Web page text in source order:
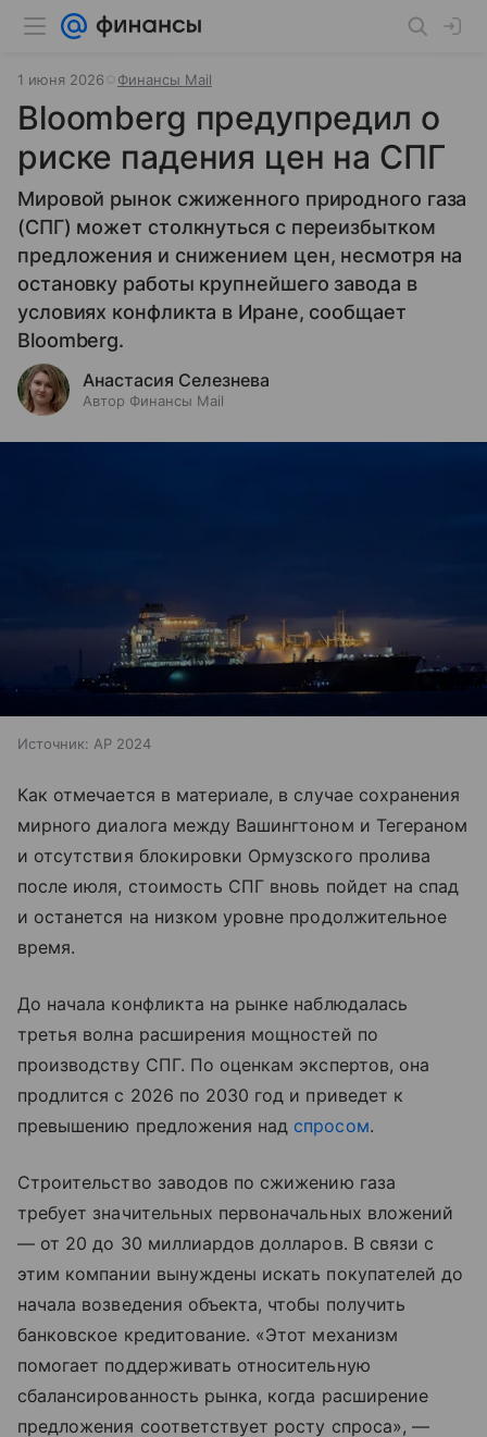
1 июня 2026 Финансы Mail
Bloomberg предупредил о
риске падения цен на СПГ
Мировой рынок сжиженного природного газа
(СПГ) может столкнуться с переизбытком
предложения и снижением цен, несмотря на
остановку работы крупнейшего завода в
условиях конфликта в Иране, сообщает
Bloomberg.
Анастасия Селезнева
Автор Финансы Mail
Источник: AP 2024
Как отмечается в материале, в случае сохранения
мирного диалога между Вашингтоном и Тегераном
и отсутствия блокировки Ормузского пролива
после июля, стоимость СПГ вновь пойдет на спад
и останется на низком уровне продолжительное
время.
До начала конфликта на рынке наблюдалась
третья волна расширения мощностей по
производству СПГ. По оценкам экспертов, она
продлится с 2026 по 2030 год и приведет к
превышению предложения над спросом.
Строительство заводов по сжижению газа
требует значительных первоначальных вложений
— от 20 до 30 миллиардов долларов. В связи с
этим компании вынуждены искать покупателей до
начала возведения объекта, чтобы получить
банковское кредитование. «Этот механизм
помогает поддерживать относительную
сбалансированность рынка, когда расширение
предложения соответствует росту спроса», —